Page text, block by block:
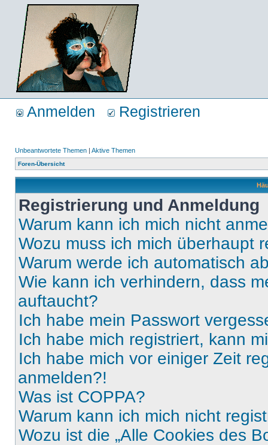
Anmelden Registrieren
Unbeantwortete Themen | Aktive Themen
Foren-Übersicht
Registrierung und Anmeldung
Warum kann ich mich nicht
Wozu muss ich mich überhaupt
Warum werde ich automatisch
Wie kann ich verhindern, dass
auftaucht?
Ich habe mein Passwort
Ich habe mich registriert, kann
Ich habe mich vor einiger Zeit
anmelden?!
Was ist COPPA?
Warum kann ich mich nicht
Wozu ist die „Alle Cookies des